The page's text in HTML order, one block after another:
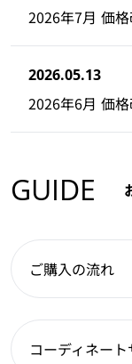
2026年7月 価
2026.05.13
2026年6月 価
GUIDE
ご購入の流れ
コーディネー